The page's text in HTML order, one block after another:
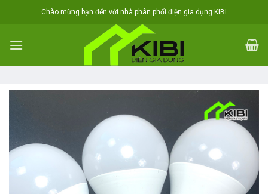
Chào mừng bạn đến với nhà phân phối điện gia dụng KIBI